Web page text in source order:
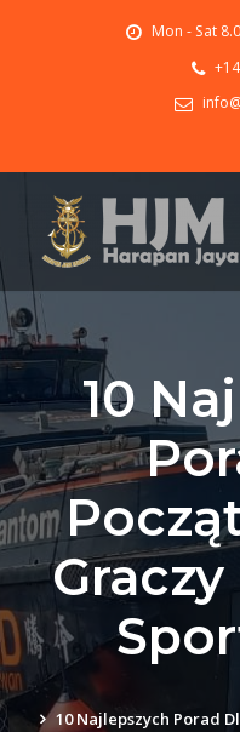
Mon - Sat
10
Graczy
10 Najlepszych Porad